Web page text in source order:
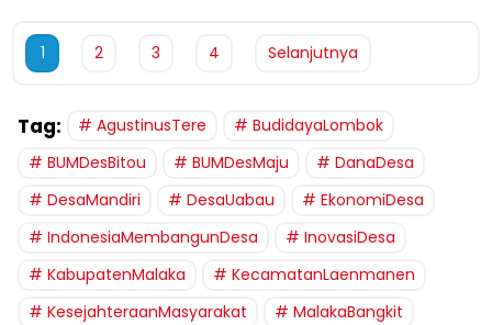
1 2 3 4 Selanjutnya
Tag: AgustinusTere
BudidayaLombok
BUMDesBitou
BUMDesMaju
DanaDesa
DesaMandiri
DesaUabau
EkonomiDesa
IndonesiaMembangunDesa
InovasiDesa
KabupatenMalaka
KecamatanLaenmanen
KesejahteraanMasyarakat
MalakaBangkit